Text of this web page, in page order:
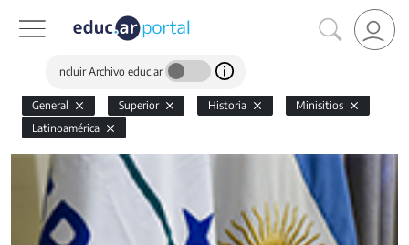
Incluir Archivo educ.ar
General Superior Historia
Minisitios
Latinoamérica